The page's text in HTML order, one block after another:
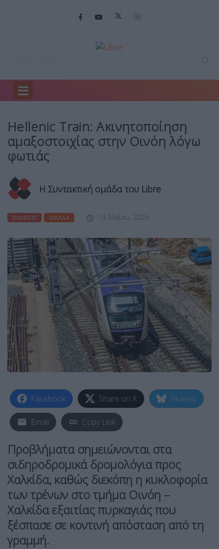
Home
Hellenic Train: Ακινητοποίηση
αμαξοστοιχίας στην Οινόη λόγω
φωτιάς
Η Συντακτική ομάδα του Libre
ΕΙΔΉΣΕΙΣ ΕΛΛΆΔΑ 13 Μαΐου, 2026
Facebook Share on X Bluesky
Email Copy Link
Προβλήματα σημειώνονται στα
σιδηροδρομικά δρομολόγιαπρος
Χαλκίδα, καθώς διεκόπη η κυκλοφορία
τωντρένων στο τμήμα Οινόη –
Χαλκίδα εξαιτίας πυρκαγιάς που
ξέσπασε σε κοντινή απόσταση από τη
γραμμή.